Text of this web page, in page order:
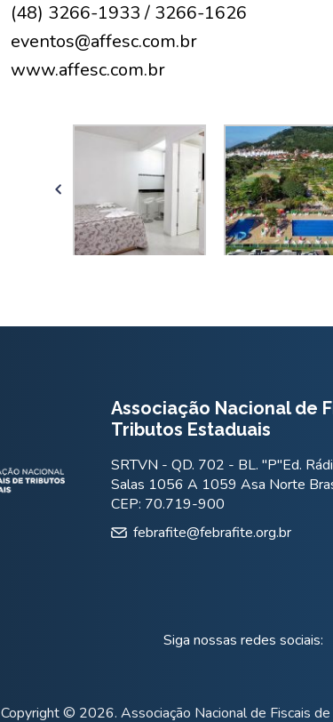
(48) 3266-1933 / 3266-1626
eventos@affesc.com.br
www.affesc.com.br
Associação Nacional de
Tributos Estaduais
SRTVN - QD. 702 - BL. "P"Ed.
Salas 1056 A 1059 Asa Norte
CEP: 70.719-900
febrafite@febrafite.org.br
Siga nossas redes sociais:
Copyright © 2026. Associação Nacional de Fiscais